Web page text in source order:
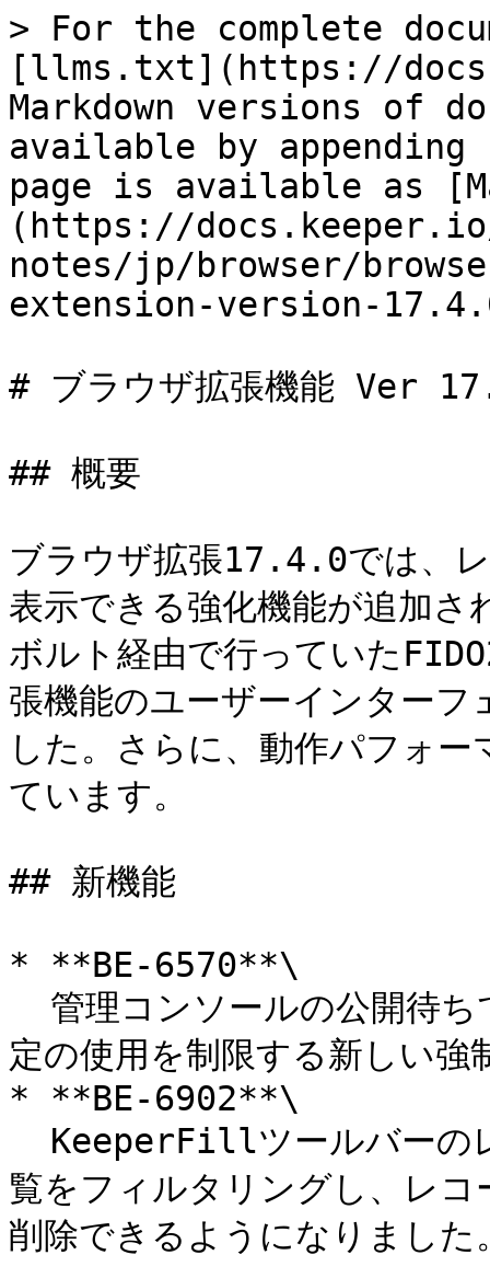
> For the complete
[llms.txt](https://
Markdown versions of
available by
page is available as
(https://
notes/jp/browser/
extension-version-
# ブラウザ拡張機能 Ver
## 概要
ブラウザ拡張17.4.0では、
表示できる強化機能が追加
ボルト経由で行っていた
張機能のユーザーインター
した。さらに、動作パフォ
ています。
## 新機能
* **BE-6570**\
定の使用を制限する新しい
* **BE-6902**\
覧をフィルタリングし、レ
削除できるようになりました